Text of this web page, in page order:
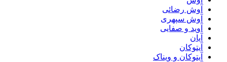
آوش رضائی
آوش سپهری
آوید و صفایی
آیان
آیتوکان
آیتوکان و ویناک